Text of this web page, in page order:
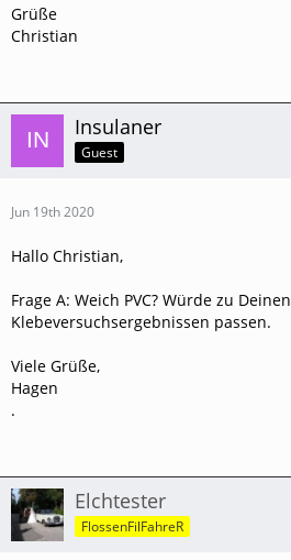
Grüße
Christian
Insulaner
Guest
Jun 19th 2020
Hallo Christian,
Frage A: Weich PVC? Würde zu Deinen
Klebeversuchsergebnissen passen.
Viele Grüße,
Hagen
.
Elchtester
FlossenFilFahreR